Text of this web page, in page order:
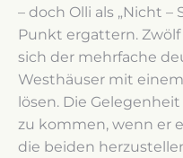
– doch Olli als „Nicht
Punkt ergattern.
sich der mehrfache
Westhäuser mit
lösen. Die
zu kommen, wenn er
die beiden